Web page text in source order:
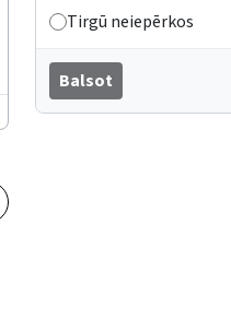
Tirgū neiepērkos
Balsot